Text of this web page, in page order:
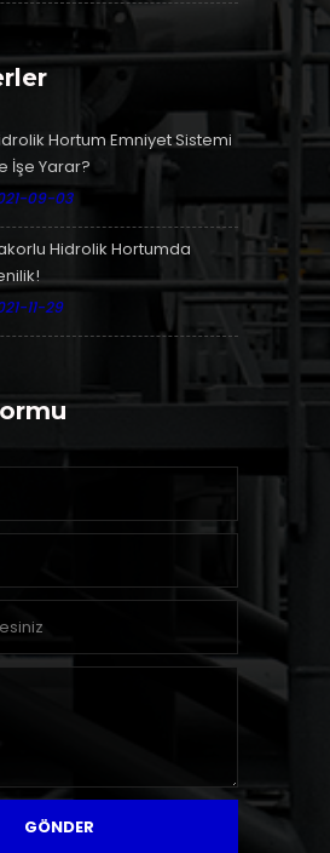
Hortum Emniyet Sistemi
İşe Yarar?
09-03
Hidrolik Hortumda
11-29
GÖNDER